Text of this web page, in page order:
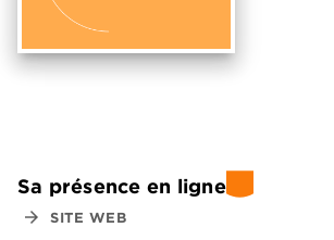
Sa présence en ligne
arrow_forward SITE WEB